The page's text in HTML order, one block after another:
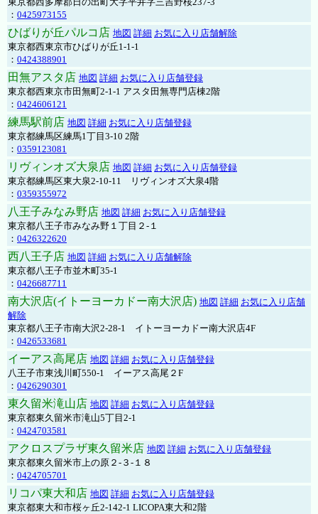
： 0425973155
ひばりが丘パルコ店 地図 詳細 お気に入り店舗解除
東京都西東京市ひばりが丘1-1-1
： 0424388901
田無アスタ店 地図 詳細 お気に入り店舗登録
東京都西東京市田無町2-1-1 アスタ田無専門店棟2階
： 0424606121
練馬駅前店 地図 詳細 お気に入り店舗登録
東京都練馬区練馬1丁目3-10 2階
： 0359123081
リヴィンオズ大泉店 地図 詳細 お気に入り店舗登録
東京都練馬区東大泉2-10-11 リヴィンオズ大泉4階
： 0359355972
八王子みなみ野店 地図 詳細 お気に入り店舗登録
東京都八王子市みなみ野１丁目２-１
： 0426322620
西八王子店 地図 詳細 お気に入り店舗解除
東京都八王子市並木町35-1
： 0426687711
南大沢店(イトーヨーカドー南大沢店) 地図 詳細 お気に入り店舗
解除
東京都八王子市南大沢2-28-1 イトーヨーカドー南大沢店4F
： 0426533681
イーアス高尾店 地図 詳細 お気に入り店舗登録
八王子市東浅川町550-1 イーアス高尾２F
： 0426290301
東久留米滝山店 地図 詳細 お気に入り店舗登録
東京都東久留米市滝山5丁目2-1
： 0424703581
アクロスプラザ東久留米店 地図 詳細 お気に入り店舗登録
東京都東久留米市上の原２-３-１８
： 0424705701
リコパ東大和店 地図 詳細 お気に入り店舗登録
東京都東大和市桜ヶ丘2-142-1 LICOPA東大和2階